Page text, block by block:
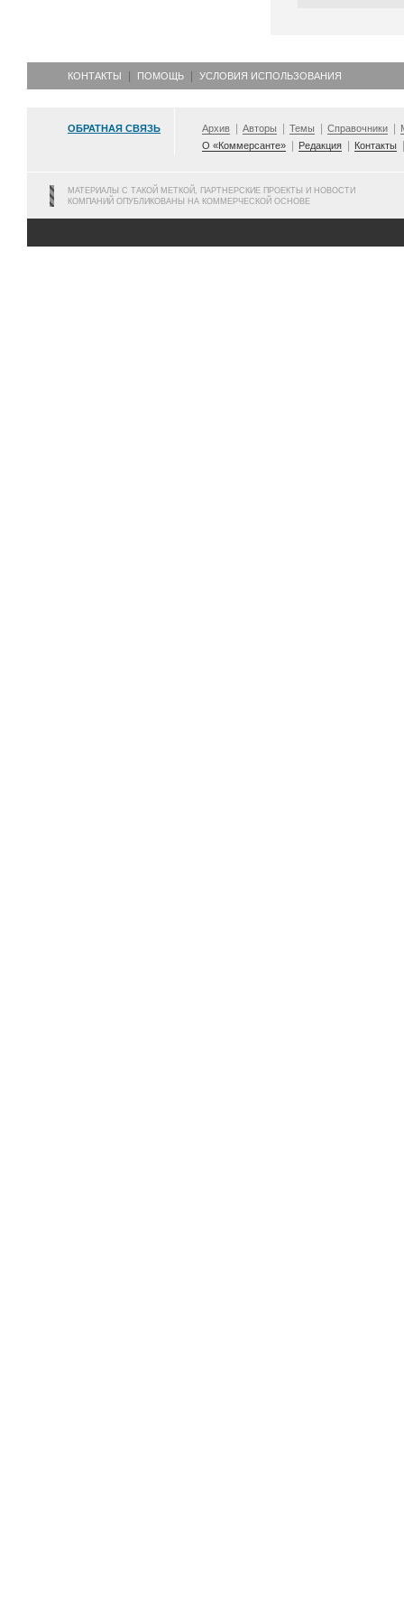
КОНТАКТЫ ПОМОЩЬ УСЛОВИЯ ИСПОЛЬЗОВАНИЯ
ОБРАТНАЯ СВЯЗЬ Архив Авторы Темы Справочники
О «Коммерсанте»
Редакция Контакты
МАТЕРИАЛЫ С ТАКОЙ МЕТКОЙ, ПАРТНЕРСКИЕ ПРОЕКТЫ И НОВОСТИ
КОМПАНИЙ ОПУБЛИКОВАНЫ НА КОММЕРЧЕСКОЙ ОСНОВЕ